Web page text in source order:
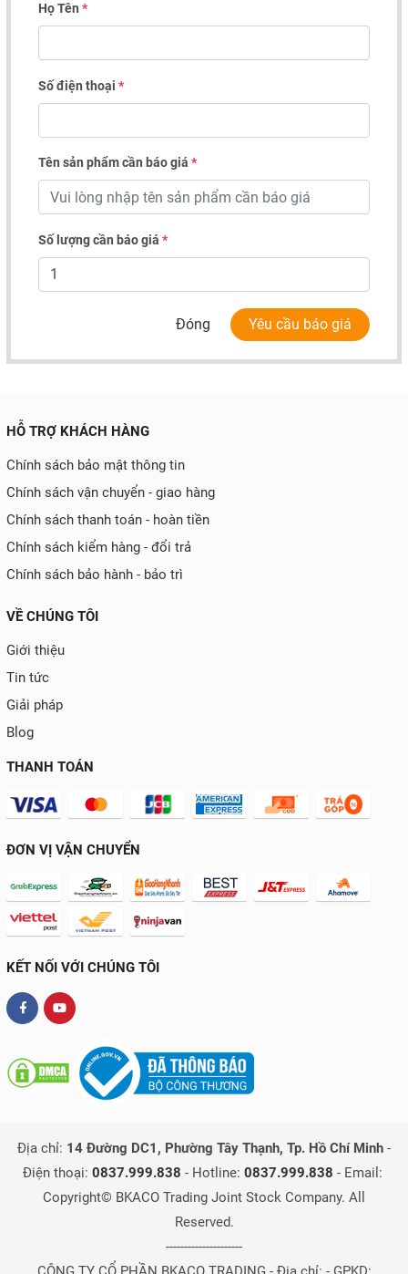
Họ Tên *
Số điện thoại *
Tên sản phẩm cần báo giá *
Số lượng cần báo giá *
Đóng Yêu cầu báo giá
HỖ TRỢ KHÁCH HÀNG
Chính sách bảo mật thông tin
Chính sách vận chuyển - giao hàng
Chính sách thanh toán - hoàn tiền
Chính sách kiểm hàng - đổi trả
Chính sách bảo hành - bảo trì
VỀ CHÚNG TÔI
Giới thiệu
Tin tức
Giải pháp
Blog
THANH TOÁN
ĐƠN VỊ VẬN CHUYỂN
KẾT NỐI VỚI CHÚNG TÔI
Địa chỉ: 14 Đường DC1, Phường Tây Thạnh, Tp. Hồ Chí Minh -
Điện thoại: 0837.999.838 - Hotline: 0837.999.838 - Email:
Copyright© BKACO Trading Joint Stock Company. All
Reserved.
---------------------